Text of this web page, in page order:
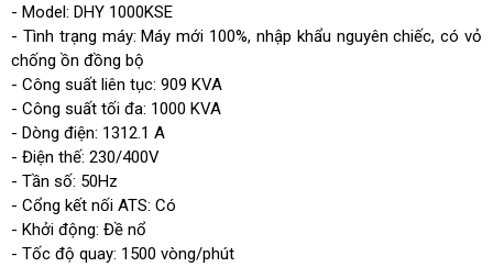
- Model: DHY 1000KSE
- Tình trạng máy: Máy mới 100%, nhập khẩu nguyên chiếc, có vỏ
chống ồn đồng bộ
- Công suất liên tục: 909 KVA
- Công suất tối đa: 1000 KVA
- Dòng điện: 1312.1 A
- Điện thế: 230/400V
- Tần số: 50Hz
- Cổng kết nối ATS: Có
- Khởi động: Đề nổ
- Tốc độ quay: 1500 vòng/phút